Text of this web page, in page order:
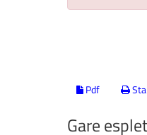
Pdf
Gare